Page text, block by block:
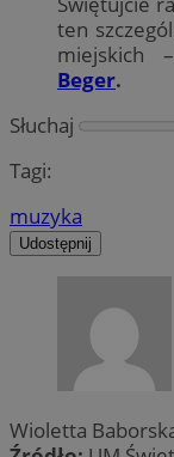
ten
miejskich
Beger.
Słuchaj
Tagi:
muzyka
Udostępnij
Wioletta